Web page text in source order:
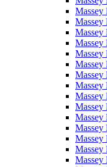
Massey
Massey
Massey
Massey
Massey
Massey
Massey
Massey
Massey
Massey
Massey
Massey
Massey
Massey
Massey